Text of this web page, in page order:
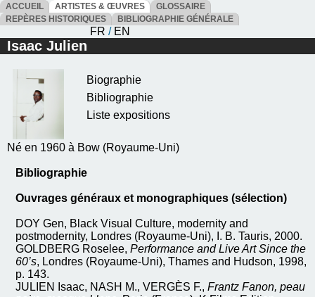
ACCUEIL ARTISTES & ŒUVRES
GLOSSAIRE
REPÈRES HISTORIQUES
BIBLIOGRAPHIE GÉNÉRALE
FR / EN
Isaac Julien